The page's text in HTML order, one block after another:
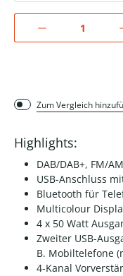
Zum Vergleich
Highlights:
DAB/DAB+, FM/
USB-Anschluss
Bluetooth für
Multicolour
4 x 50 Watt
Zweiter USB-
B. Mobiltelefone
4-Kanal